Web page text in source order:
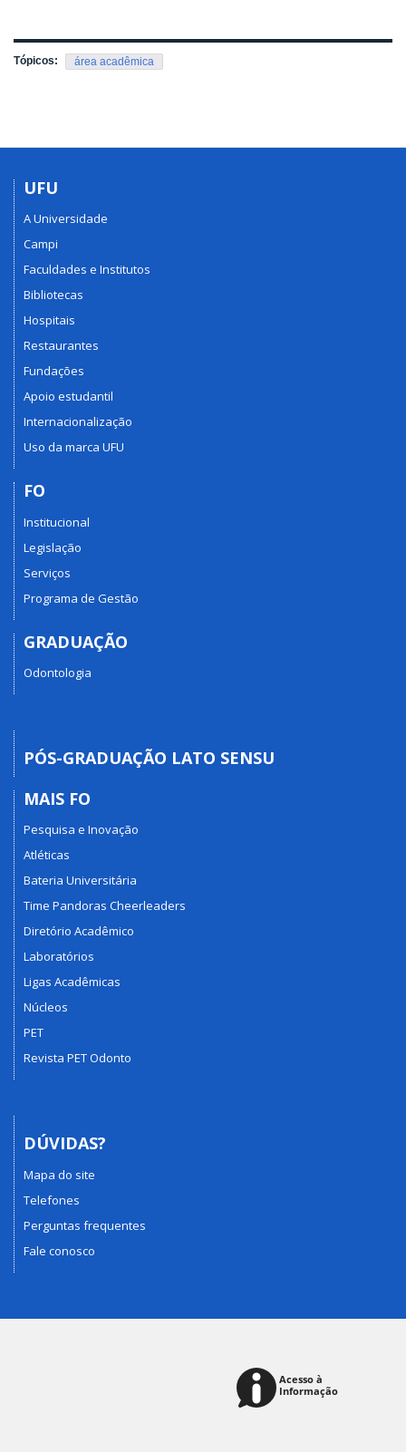
Tópicos: área acadêmica
UFU
A Universidade
Campi
Faculdades e Institutos
Bibliotecas
Hospitais
Restaurantes
Fundações
Apoio estudantil
Internacionalização
Uso da marca UFU
FO
Institucional
Legislação
Serviços
Programa de Gestão
GRADUAÇÃO
Odontologia
PÓS-GRADUAÇÃO LATO SENSU
MAIS FO
Pesquisa e Inovação
Atléticas
Bateria Universitária
Time Pandoras Cheerleaders
Diretório Acadêmico
Laboratórios
Ligas Acadêmicas
Núcleos
PET
Revista PET Odonto
DÚVIDAS?
Mapa do site
Telefones
Perguntas frequentes
Fale conosco